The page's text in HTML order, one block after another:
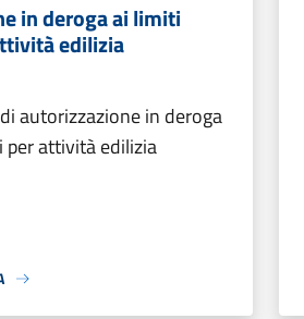
in deroga ai limiti
edilizia
autorizzazione in deroga
per attività edilizia